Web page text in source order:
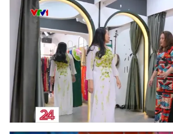
THỜI BÁO VTV
Theo dõi báo trên
Cơ quan chủ quản:Đài Truyền hình Việt
Cơ quan báo chí:Thời báo VTV